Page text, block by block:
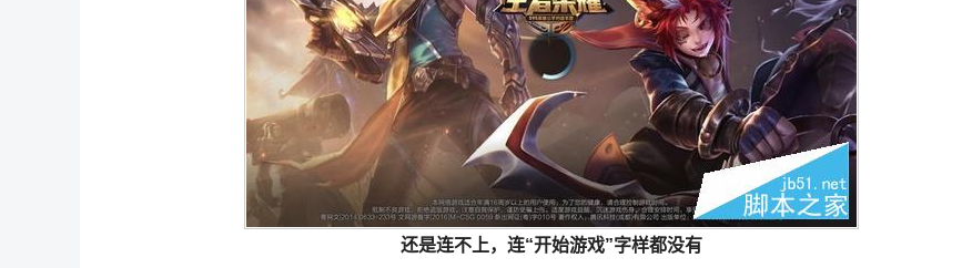
还是连不上，连“开始游戏”字样都没有